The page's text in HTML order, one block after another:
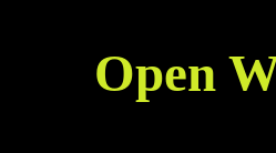
Open